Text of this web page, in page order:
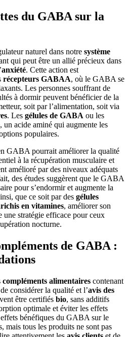
du GABA sur la
naturel dans notre système
qui peut être un allié précieux dans
anxiété. Cette action est
récepteurs GABAA, où le GABA se
Les personnes souffrant de
à dormir peuvent bénéficier de la
soit par l’alimentation, soit via
. Les gélules de GABA ou les
, un acide aminé qui augmente les
populaires.
GABA pourrait améliorer la qualité
à la récupération musculaire et
amélioré par des niveaux adéquats
des études suggèrent que le GABA
pour s’endormir et augmente la
que ce soit par des gélules
en vitamines, améliorer son
stratégie efficace pour ceux
nocturne.
de GABA :
compléments alimentaires contenant
considérer la qualité et l’avis des
être certifiés bio, sans additifs
optimale et éviter les effets
bénéfiques du GABA sur le
mais tous les produits ne sont pas